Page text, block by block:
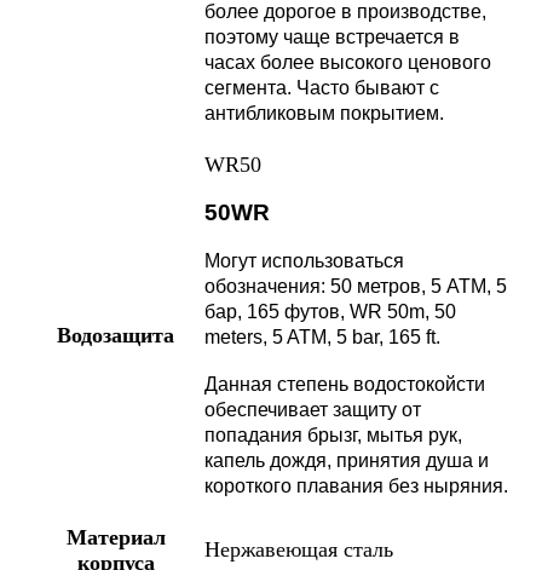
более дорогое в производстве,
поэтому чаще встречается в
часах более высокого ценового
сегмента. Часто бывают с
антибликовым покрытием.
Водозащита
WR50
50WR
Могут использоваться
обозначения: 50 метров, 5 АТМ, 5
бар, 165 футов, WR 50m, 50
meters, 5 ATM, 5 bar, 165 ft.
Данная степень водостокойсти
обеспечивает защиту от
попадания брызг, мытья рук,
капель дождя, принятия душа и
короткого плавания без ныряния.
Материал
корпуса
Нержавеющая сталь